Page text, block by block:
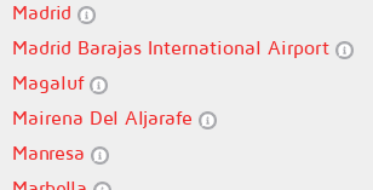
Madrid
Madrid Barajas International Airport
Magaluf
Mairena Del Aljarafe
Manresa